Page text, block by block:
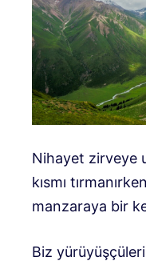
Nihayet zirveye
kısmı
manzaraya bir
Biz